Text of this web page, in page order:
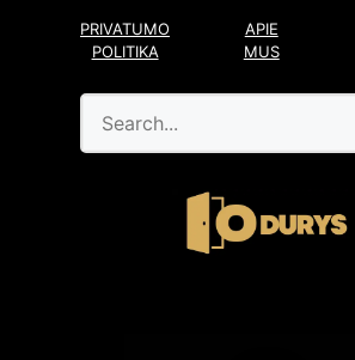
PRIVATUMO
POLITIKA
APIE
MUS